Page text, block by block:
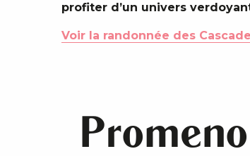
profiter d’un univers
Voir la randonnée des